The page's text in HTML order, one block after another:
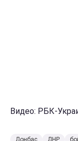
Видео: РБК-
Донбас ДНР